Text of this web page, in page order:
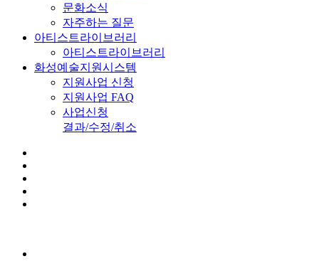
문화소식
자주하는 질문
아티스트라이브러리
아티스트라이브러리
화성예술지원시스템
지원사업 신청
지원사업 FAQ
사업신청
결과/수정/취소